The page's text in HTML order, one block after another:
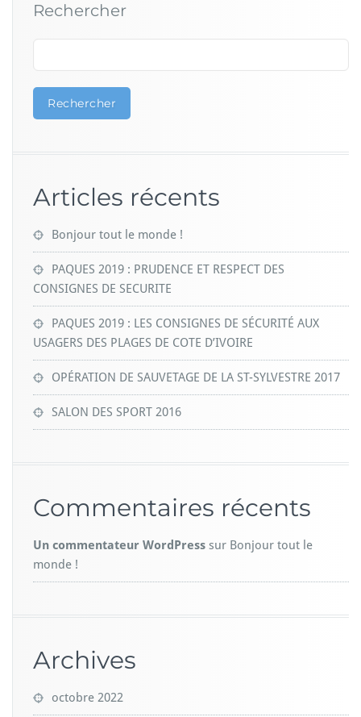
Rechercher
Rechercher
Articles récents
Bonjour tout le monde !
PAQUES 2019 : PRUDENCE ET RESPECT DES
CONSIGNES DE SECURITE
PAQUES 2019 : LES CONSIGNES DE SÉCURITÉ AUX
USAGERS DES PLAGES DE COTE D’IVOIRE
OPÉRATION DE SAUVETAGE DE LA ST-SYLVESTRE 2017
SALON DES SPORT 2016
Commentaires récents
Un commentateur WordPress sur Bonjour tout le
monde !
Archives
octobre 2022